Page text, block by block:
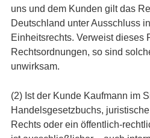
uns und dem Kunden gilt das
Deutschland unter Ausschluss
Einheitsrechts. Verweist dieses
Rechtsordnungen, so sind
unwirksam.
(2) Ist der Kunde Kaufmann im
Handelsgesetzbuchs,
Rechts oder ein öffentlich-